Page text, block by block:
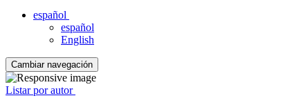
español
español
English
Cambiar navegación
Listar por autor